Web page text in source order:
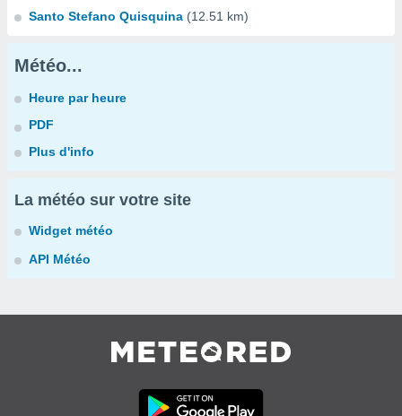
Santo Stefano Quisquina (12.51 km)
Météo...
Heure par heure
PDF
Plus d'info
La météo sur votre site
Widget météo
API Météo